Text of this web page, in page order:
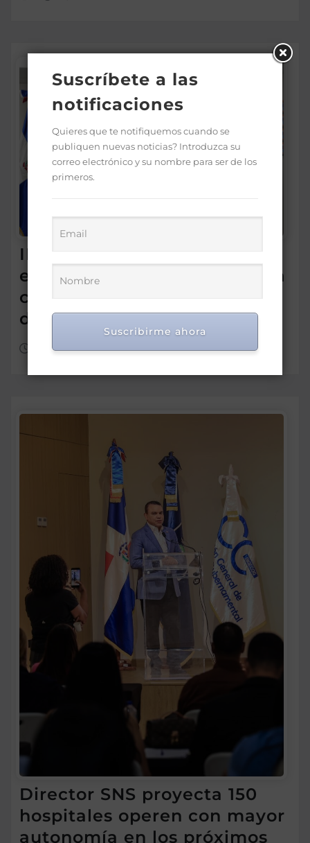
IDEICE y MINERD coordinan
estrategias para fortalecer la
calidad de la educación
dominicana
Ago 7, 2026
Director SNS proyecta 150
hospitales operen con mayor
autonomía en los próximos
Suscríbete a las
notificaciones
Quieres que te notifiquemos cuando se
publiquen nuevas noticias? Introduzca su
correo electrónico y su nombre para ser de los
primeros.
Suscribirme ahora